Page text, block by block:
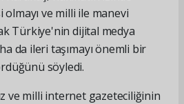
ve milli ile manevi
Türkiye'nin dijital medya
da ileri taşımayı önemli bir
söyledi.
ve milli internet gazeteciliğinin